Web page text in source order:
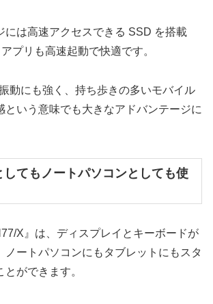
には高速アクセスできる SSD を搭載
プリも高速起動で快適です。
動にも強く、持ち歩きの多いモバイル
という意味でも大きなアドバンテージに
してもノートパソコンとしても使
X』は、ディスプレイとキーボードが
ノートパソコンにもタブレットにもスタ
ができます。